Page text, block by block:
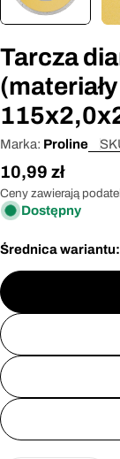
Tarcza
Marka: Proline
Cena
regularna
10,99 zł
Ceny zawierają
Dostępny
Średnica wariantu: